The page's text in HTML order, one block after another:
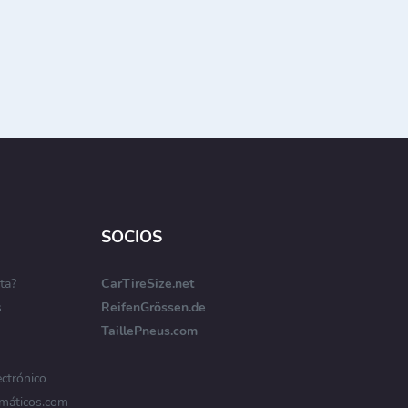
SOCIOS
CarTireSize.net
ReifenGrössen.de
TaillePneus.com